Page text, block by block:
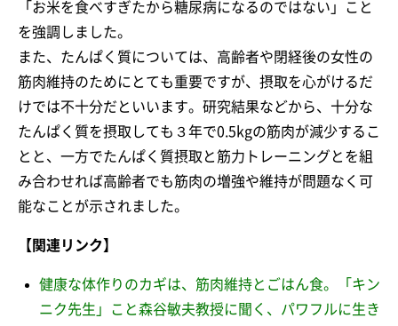
「お米を食べすぎたから糖尿病になるのではない」こと
を強調しました。
また、たんぱく質については、高齢者や閉経後の女性の
筋肉維持のためにとても重要ですが、摂取を心がけるだ
けでは不十分だといいます。研究結果などから、十分な
たんぱく質を摂取しても３年で0.5kgの筋肉が減少するこ
とと、一方でたんぱく質摂取と筋力トレーニングとを組
み合わせれば高齢者でも筋肉の増強や維持が問題なく可
能なことが示されました。
【関連リンク】
健康な体作りのカギは、筋肉維持とごはん食。「キン
ニク先生」こと森谷敏夫教授に聞く、パワフルに生き